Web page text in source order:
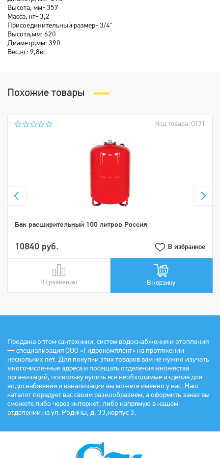
Высота, мм- 357
Масса, кг- 3,2
Присоединительный размер- 3/4"
Высота,мм: 620
Диаметр,мм: 390
Вес,кг: 9,8кг
Похожие товары
Код товара: О171
Бак расширительный 100 литров Россия
10840 руб. В избранное
К сравнению
В сравнении В корзину
Продажа оптом сантехники, систем водоснабжения и отопления
— специализация ООО «Гидрокомплект» на протяжении
нескольких лет. Для покупки этих товаров вам не нужно изучать
многочисленные адреса и посещать отделения множества
организаций, поскольку купить все необходимые изделия для
водоснабжения и канализации вы можете именно у нас. Наш
каталог порадует вас своим разнообразием, а оформить заказ вы
сможете либо через интернет, либо напрямую в нашем
отделении на ул. Родины, д. 33,корпус 3.